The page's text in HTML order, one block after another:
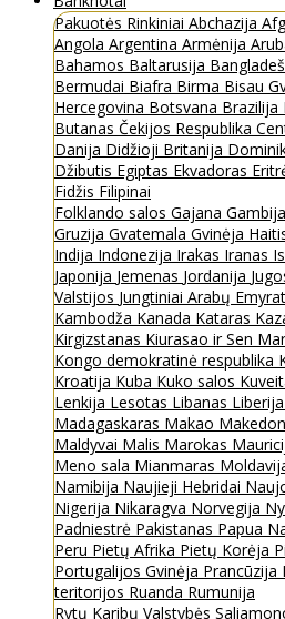
Pakuotės Rinkiniai Abchazija
Angola Argentina Armėnija
Bahamos Baltarusija
Bermudai Biafra Birma Bisau
Hercegovina Botsvana Brazilija
Butanas Čekijos Respublika
Danija Didžioji Britanija
Džibutis Egiptas Ekvadoras
Fidžis Filipinai
Folklando salos Gajana Gambija
Gruzija Gvatemala Gvinėja
Indija Indonezija Irakas Iranas
Japonija Jemenas Jordanija
Valstijos Jungtiniai Arabų
Kambodža Kanada Kataras
Kirgizstanas Kiurasao ir Sen
Kongo demokratinė respublika
Kroatija Kuba Kuko salos
Lenkija Lesotas Libanas Liberija
Madagaskaras Makao
Maldyvai Malis Marokas
Meno sala Mianmaras
Namibija Naujieji Hebridai
Nigerija Nikaragva Norvegija
Padniestrė Pakistanas Papua
Peru Pietų Afrika Pietų Korėja
Portugalijos Gvinėja Prancūzija
teritorijos Ruanda Rumunija
Rytų Karibų Valstybės